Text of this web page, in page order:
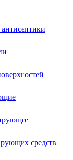
средств